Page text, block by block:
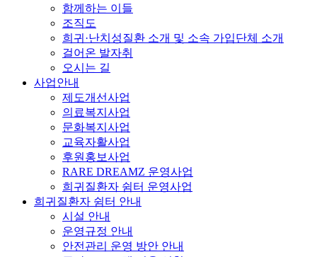
함께하는 이들
조직도
희귀·난치성질환 소개 및 소속 가입단체 소개
걸어온 발자취
오시는 길
사업안내
제도개선사업
의료복지사업
문화복지사업
교육자활사업
후원홍보사업
RARE DREAMZ 운영사업
희귀질환자 쉼터 운영사업
희귀질환자 쉼터 안내
시설 안내
운영규정 안내
안전관리 운영 방안 안내